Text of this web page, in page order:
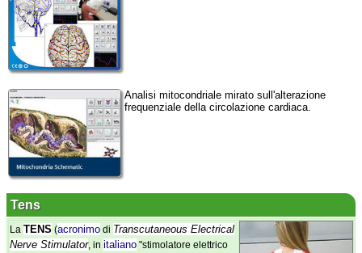
Analisi mitocondriale mirato sull'alterazione
frequenziale della circolazione cardiaca.
Tens
La TENS (acronimo di Transcutaneous Electrical
Nerve Stimulator, in italiano "stimolatore elettrico